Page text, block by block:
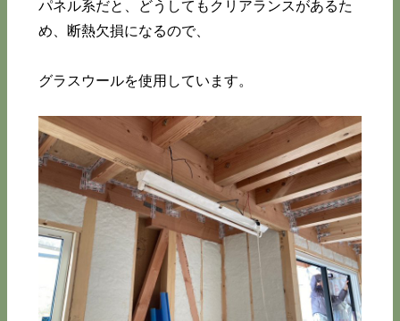
パネル系だと、どうしてもクリアランスがあるた
め、断熱欠損になるので、
グラスウールを使用しています。